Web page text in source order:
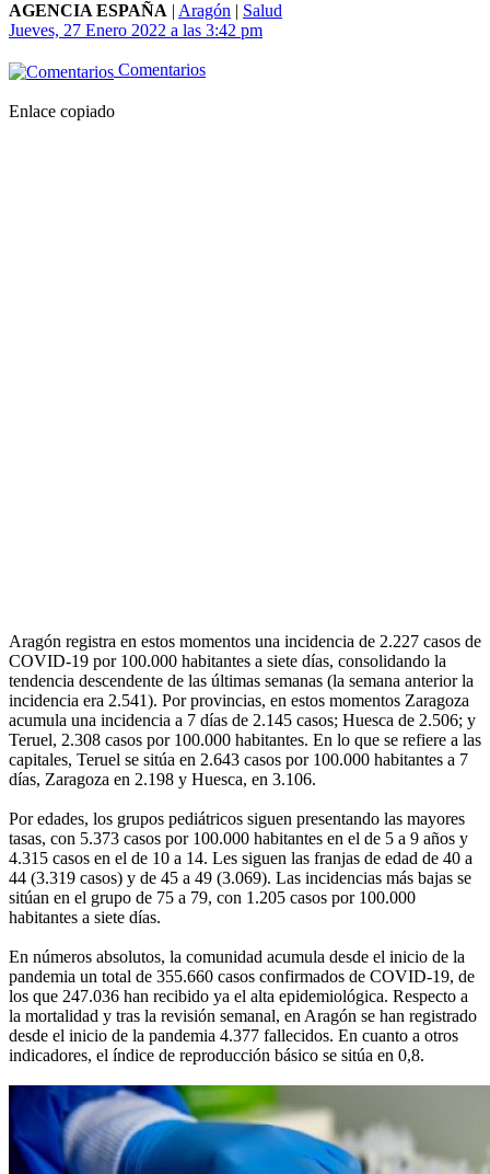
AGENCIA ESPAÑA | Aragón | Salud
Jueves, 27 Enero 2022 a las 3:42 pm
Comentarios
Enlace copiado
Aragón registra en estos momentos una incidencia de 2.227 casos de
COVID-19 por 100.000 habitantes a siete días, consolidando la
tendencia descendente de las últimas semanas (la semana anterior la
incidencia era 2.541). Por provincias, en estos momentos Zaragoza
acumula una incidencia a 7 días de 2.145 casos; Huesca de 2.506; y
Teruel, 2.308 casos por 100.000 habitantes. En lo que se refiere a las
capitales, Teruel se sitúa en 2.643 casos por 100.000 habitantes a 7
días, Zaragoza en 2.198 y Huesca, en 3.106.
Por edades, los grupos pediátricos siguen presentando las mayores
tasas, con 5.373 casos por 100.000 habitantes en el de 5 a 9 años y
4.315 casos en el de 10 a 14. Les siguen las franjas de edad de 40 a
44 (3.319 casos) y de 45 a 49 (3.069). Las incidencias más bajas se
sitúan en el grupo de 75 a 79, con 1.205 casos por 100.000
habitantes a siete días.
En números absolutos, la comunidad acumula desde el inicio de la
pandemia un total de 355.660 casos confirmados de COVID-19, de
los que 247.036 han recibido ya el alta epidemiológica. Respecto a
la mortalidad y tras la revisión semanal, en Aragón se han registrado
desde el inicio de la pandemia 4.377 fallecidos. En cuanto a otros
indicadores, el índice de reproducción básico se sitúa en 0,8.